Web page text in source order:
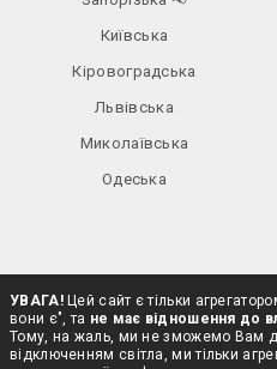
Київська
Кіровоградська
Львівська
Миколаївська
Одеська
УВАГА!Цей сайт є тільки
вони є", та не має відношення до
Тому, на жаль, ми не зможемо Вам
відключенням світла, ми тільки